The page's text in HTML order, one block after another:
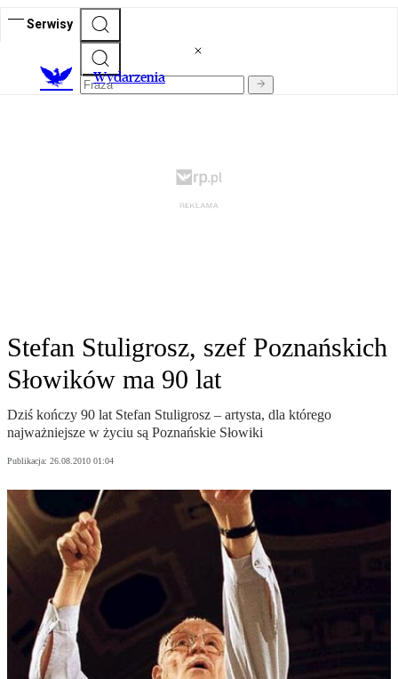
Serwisy
Wydarzenia
Stefan Stuligrosz, szef Poznańskich
Słowików ma 90 lat
Dziś kończy 90 lat Stefan Stuligrosz – artysta, dla którego
najważniejsze w życiu są Poznańskie Słowiki
Publikacja: 26.08.2010 01:04